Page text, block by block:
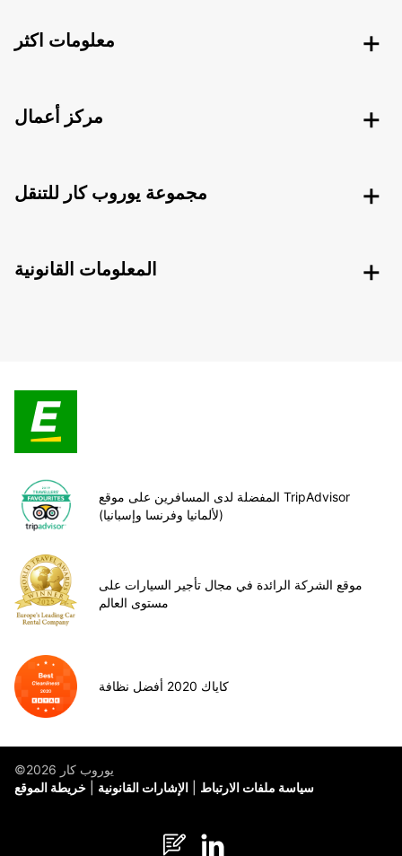
معلومات اكثر
مركز أعمال
مجموعة يوروب كار للتنقل
المعلومات القانونية
المفضلة لدى المسافرين على موقع TripAdvisor
(لألمانيا وفرنسا وإسبانيا)
موقع الشركة الرائدة في مجال تأجير السيارات على
مستوى العالم
كاياك 2020 أفضل نظافة
©يوروب كار 2026
خريطة الموقع
الإشارات القانونية سياسة ملفات الارتباط